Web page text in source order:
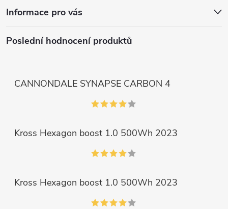
Informace pro vás
Poslední hodnocení produktů
CANNONDALE SYNAPSE CARBON 4
Kross Hexagon boost 1.0 500Wh 2023
Kross Hexagon boost 1.0 500Wh 2023